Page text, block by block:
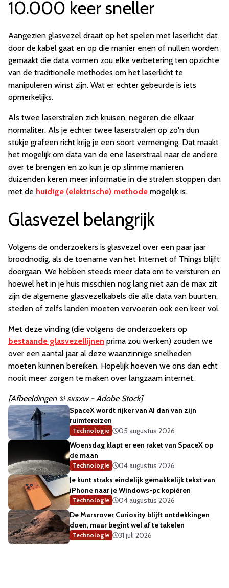
10.000 keer sneller
Aangezien glasvezel draait op het spelen met laserlicht dat
door de kabel gaat en op die manier enen of nullen worden
gemaakt die data vormen zou elke verbetering ten opzichte
van de traditionele methodes om het laserlicht te
manipuleren winst zijn. Wat er echter gebeurde is iets
opmerkelijks.
Als twee laserstralen zich kruisen, negeren die elkaar
normaliter. Als je echter twee laserstralen op zo'n dun
stukje grafeen richt krijg je een soort vermenging. Dat maakt
het mogelijk om data van de ene laserstraal naar de andere
over te brengen en zo kun je op slimme manieren
duizenden keren meer informatie in die stralen stoppen dan
met de huidige (elektrische) methode mogelijk is.
Glasvezel belangrijk
Volgens de onderzoekers is glasvezel over een paar jaar
broodnodig, als de toename van het Internet of Things blijft
doorgaan. We hebben steeds meer data om te versturen en
hoewel het in je huis misschien nog lang niet aan de max zit
zijn de algemene glasvezelkabels die alle data van buurten,
steden of zelfs landen moeten vervoeren ook een keer vol.
Met deze vinding (die volgens de onderzoekers op
bestaande glasvezellijnen prima zou werken) zouden we
over een aantal jaar al deze waanzinnige snelheden
moeten kunnen bereiken. Hopelijk hoeven we ons dan echt
nooit meer zorgen te maken over langzaam internet.
[Afbeeldingen © sxsxw - Adobe Stock]
SpaceX wordt rijker van AI dan van zijn
ruimtereizen
Technologie
05 augustus 2026
Woensdag klapt er een raket van SpaceX op
de maan
Technologie
04 augustus 2026
Je kunt straks eindelijk gemakkelijk tekst van
iPhone naar je Windows-pc kopiëren
Technologie
04 augustus 2026
De Marsrover Curiosity blijft ontdekkingen
doen, maar begint wel af te takelen
Technologie 31 juli 2026